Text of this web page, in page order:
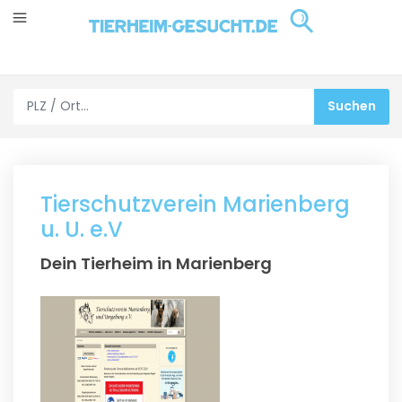
Tierschutzverein Marienberg
u. U. e.V
Dein Tierheim in Marienberg